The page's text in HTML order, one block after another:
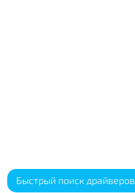
Быстрый поиск драйверов